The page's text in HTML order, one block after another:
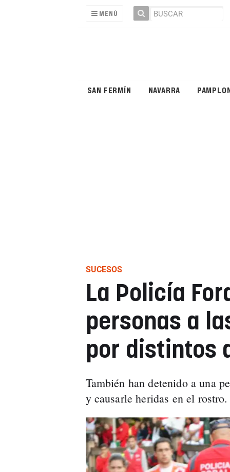
MENÚ
SAN FERMÍN NAVARRA
SUCESOS
La Policía
personas a
por distintos
También han detenido a una
y causarle heridas en el rostro.